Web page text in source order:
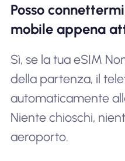
Posso
mobile appena
Sì, se la tua eSIM
della partenza, il
automaticamente
Niente chioschi,
aeroporto.